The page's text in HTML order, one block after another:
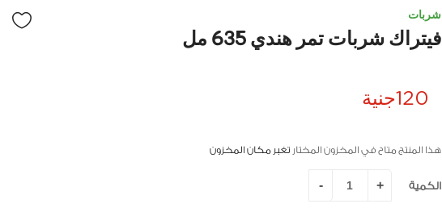
شربات
فيتراك شربات تمر هندي 635 مل
120جنية
هذا المنتج متاح في المخزون المختار تغبر مكان المخزون
الكمية